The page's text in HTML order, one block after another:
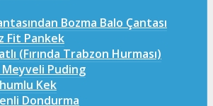
Bozma Balo Çantası
Fit Pankek
(Fırında Trabzon Hurması)
Puding
Kek
Dondurma